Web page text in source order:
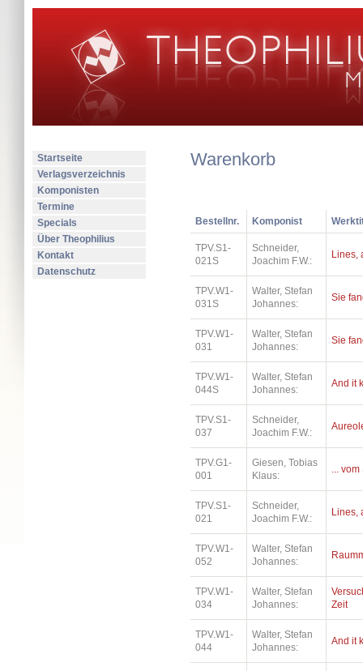
Startseite
Verlagsverzeichnis
Komponisten
Termine
Specials
Über Theophilius
Kontakt
Datenschutz
Warenkorb
Bestellnr. Komponist
TPV.S1-
021S
Schneider,
Joachim F.W.:
Lines,
TPV.W1-
031S
Walter, Stefan
Johannes:
Sie
TPV.W1-
031
Walter, Stefan
Johannes:
Sie
TPV.W1-
044S
Walter, Stefan
Johannes:
And it
TPV.S1-
037
Schneider,
Joachim F.W.:
TPV.G1-
001
Giesen, Tobias
Klaus:
...
TPV.S1-
021
Schneider,
Joachim F.W.:
Lines,
TPV.W1-
052
Walter, Stefan
Johannes:
TPV.W1-
034
Walter, Stefan
Johannes:
Zeit
TPV.W1-
044
Walter, Stefan
Johannes:
And it